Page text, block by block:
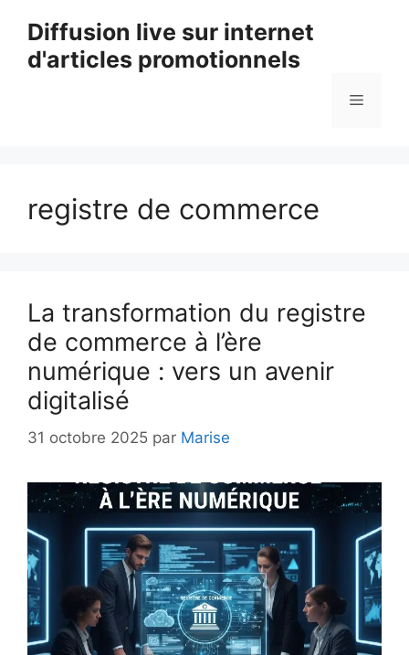
contenu
Diffusion live sur internet
d'articles promotionnels
Menu
registre de commerce
La transformation du registre
de commerce à l’ère
numérique : vers un avenir
digitalisé
31 octobre 2025 par Marise